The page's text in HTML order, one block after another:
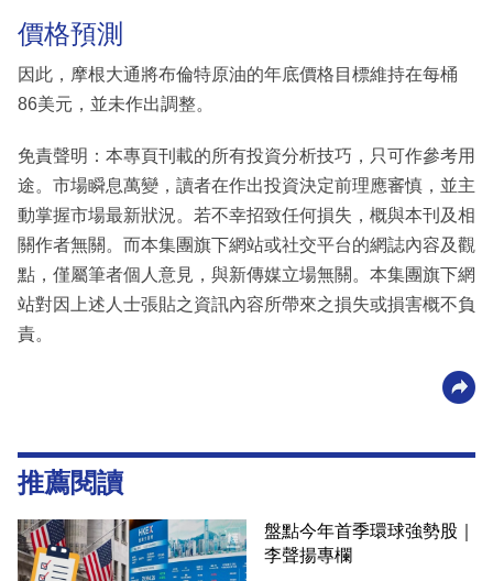
價格預測
因此，摩根大通將布倫特原油的年底價格目標維持在每桶
86美元，並未作出調整。
免責聲明：本專頁刊載的所有投資分析技巧，只可作參考用
途。市場瞬息萬變，讀者在作出投資決定前理應審慎，並主
動掌握市場最新狀況。若不幸招致任何損失，概與本刊及相
關作者無關。而本集團旗下網站或社交平台的網誌內容及觀
點，僅屬筆者個人意見，與新傳媒立場無關。本集團旗下網
站對因上述人士張貼之資訊內容所帶來之損失或損害概不負
責。
推薦閱讀
盤點今年首季環球強勢股｜
李聲揚專欄